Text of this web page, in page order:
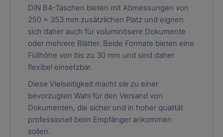
DIN B4-Taschen bieten mit Abmessungen von
250 x 353 mm zusätzlichen Platz und eignen
sich daher auch für voluminösere Dokumente
oder mehrere Blätter. Beide Formate bieten eine
Füllhöhe von bis zu 30 mm und sind daher
flexibel einsetzbar.
Diese Vielseitigkeit macht sie zu einer
bevorzugten Wahl für den Versand von
Dokumenten, die sicher und in hoher qualität
professionell beim Empfänger ankommen
sollen.